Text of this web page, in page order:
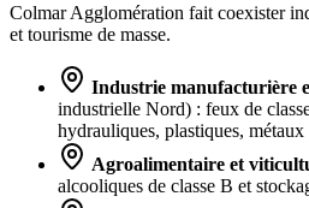
Colmar Agglomération fait coexister
et tourisme de masse.
Industrie manufacturière
industrielle Nord) : feux de
hydrauliques, plastiques, métaux
Agroalimentaire et
alcooliques de classe B et